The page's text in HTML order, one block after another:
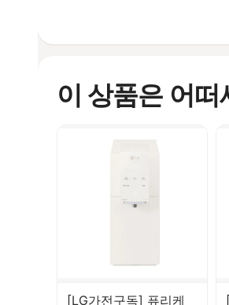
이 상품은 어떠
[LG가전구독] 퓨리케